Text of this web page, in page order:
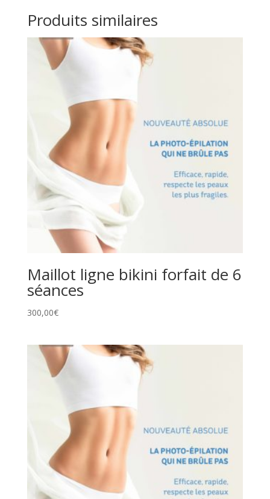
Produits similaires
Maillot ligne bikini forfait de 6
séances
300,00€